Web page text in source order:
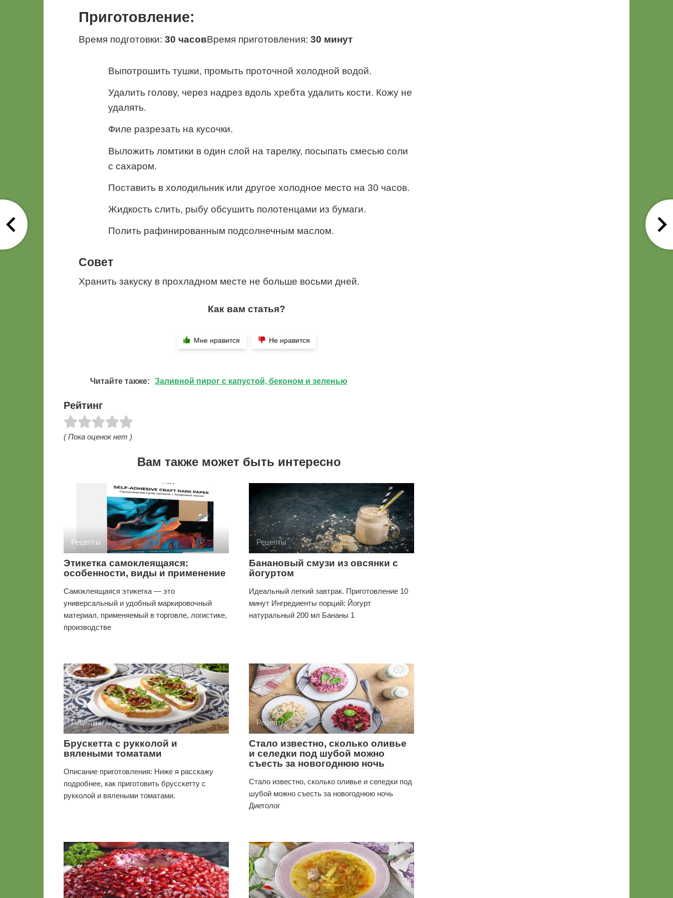
Приготовление:
Время подготовки: 30 часовВремя приготовления: 30 минут
Выпотрошить тушки, промыть проточной холодной водой.
Удалить голову, через надрез вдоль хребта удалить кости. Кожу не
удалять.
Филе разрезать на кусочки.
Выложить ломтики в один слой на тарелку, посыпать смесью соли
с сахаром.
Поставить в холодильник или другое холодное место на 30 часов.
Жидкость слить, рыбу обсушить полотенцами из бумаги.
Полить рафинированным подсолнечным маслом.
Совет
Хранить закуску в прохладном месте не больше восьми дней.
Как вам статья?
Мне нравится Не нравится
Читайте также: Заливной пирог с капустой, беконом и зеленью
Рейтинг
( Пока оценок нет )
Вам также может быть интересно
Рецепты
Этикетка самоклеящаяся:
особенности, виды и применение
Самоклеящаяся этикетка — это
универсальный и удобный маркировочный
материал, применяемый в торговле, логистике,
производстве
Рецепты
Банановый смузи из овсянки с
йогуртом
Идеальный легкий завтрак. Приготовление 10
минут Ингредиенты порций: Йогурт
натуральный 200 мл Бананы 1
Рецепты
Брускетта с рукколой и
вялеными томатами
Описание приготовления: Ниже я расскажу
подробнее, как приготовить брусскетту с
рукколой и вялеными томатами.
Рецепты
Стало известно, сколько оливье
и селедки под шубой можно
съесть за новогоднюю ночь
Стало известно, сколько оливье и селедки под
шубой можно съесть за новогоднюю ночь
Диетолог